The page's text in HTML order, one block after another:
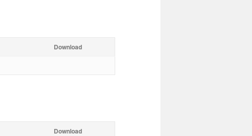
Download
Download